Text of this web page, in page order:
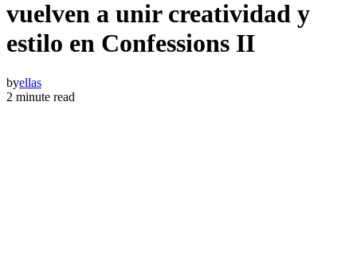
vuelven a unir creatividad y
estilo en Confessions II
byellas
2 minute read